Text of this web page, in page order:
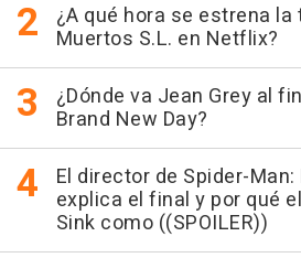
¿A qué hora se estrena
Muertos S.L. en Netflix?
¿Dónde va Jean Grey al
Brand New Day?
El director de Spider-
explica el final y por qué
Sink como ((SPOILER))